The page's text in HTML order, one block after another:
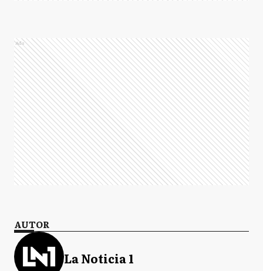
Ads
AUTOR
La Noticia 1